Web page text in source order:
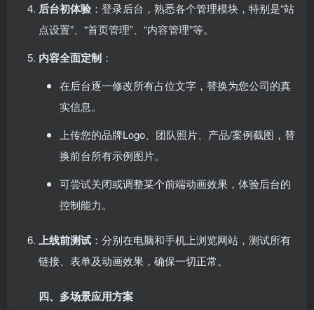
后台初体验：登录后台，熟悉各个管理模块，特别是“站
点设置”、“首页管理”、“内容管理”等。
内容全面定制 ：
在后台逐一修改所有占位文字，替换为您公司的真
实信息。
上传您的品牌Logo、团队照片、产品/案例截图，替
换前台所有示例图片。
可尝试关闭或调整某个前端动画效果，体验后台的
控制能力。
上线前测试 ：分别在电脑和手机上浏览网站，测试所有
链接、表单及动画效果，确保一切正常。
四、多场景应用方案